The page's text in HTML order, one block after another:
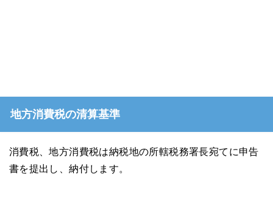
地方消費税の清算基準
消費税、地方消費税は納税地の所轄税務署長宛てに申告
書を提出し、納付します。